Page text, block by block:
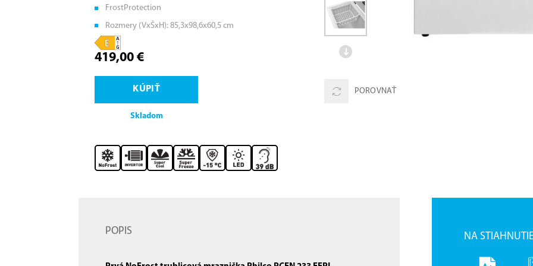
FrostProtection
Rozmery (VxŠxH): 85,3x98,6x60,5 cm
419,00 €
KÚPIŤ
Skladom
POROVNAŤ
POPIS NA